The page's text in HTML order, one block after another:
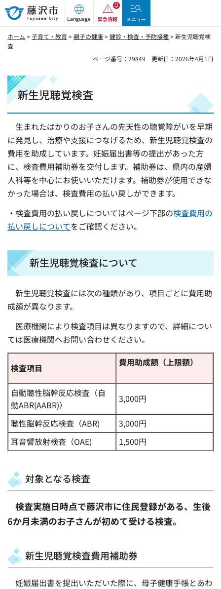
藤沢市
Language 緊急情報 メニュー
ホーム >子育て・教育>親子の健康>健診・検査・予防接種> 新生児聴覚検
査
ページ番号：29849
更新日：2026年4月1日
新生児聴覚検査
生まれたばかりのお子さんの先天性の聴覚障がいを早期
に発見し、治療や支援につなげるため、新生児聴覚検査の
費用を助成しています。妊娠届出書等の提出があった方
に、検査費用補助券を交付します。補助券は、県内の産婦
人科等を中心にお使いいただけます。補助券が使用できな
かった場合は、検査費用の払い戻しができます。
・検査費用の払い戻しについてはページ下部の検査費用の
払い戻しについてをご確認ください。
新生児聴覚検査について
新生児聴覚検査には次の種類があり、項目ごとに費用助
成額が異なります。
医療機関により検査項目は異なりますので、詳細につい
ては医療機関へお問い合わせください。
検査項目 費用助成額（上限額）
自動聴性脳幹反応検査（自
動ABR(AABR)）
3,000円
聴性脳幹反応検査（ABR)
3,000円
耳音響放射検査（OAE)
1,500円
対象となる検査
検査実施日時点で藤沢市に住民登録がある、生後
6か月未満のお子さんが初めて受ける検査。
新生児聴覚検査費用補助券
妊娠届出書を提出いただいた際に、母子健康手帳とあわ